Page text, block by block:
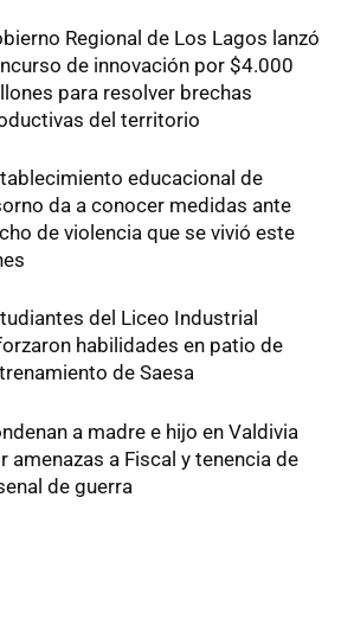
Regional de Los Lagos lanzó
de innovación por $4.000
para resolver brechas
del territorio
educacional de
da a conocer medidas ante
de violencia que se vivió este
del Liceo Industrial
habilidades en patio de
de Saesa
a madre e hijo en Valdivia
amenazas a Fiscal y tenencia de
de guerra